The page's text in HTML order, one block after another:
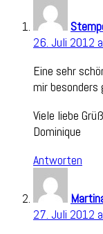
26. Juli 2012
Eine sehr
mir
Viele liebe
Dominique
Antworten
27. Juli 2012